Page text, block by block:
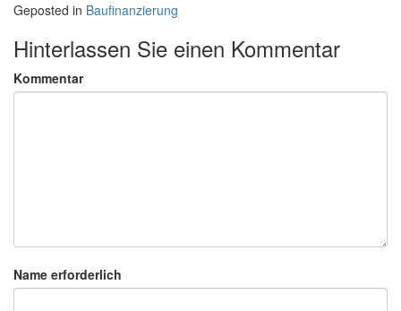
Geposted in Baufinanzierung
Hinterlassen Sie einen Kommentar
Kommentar
Name erforderlich